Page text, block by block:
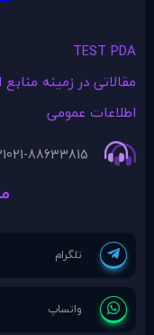
TEST PDA
مقالاتی در زمينه
اطلاعات عمومی
021-88633815